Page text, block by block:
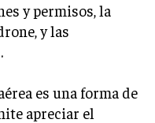
y permisos, la
y las
es una forma de
apreciar el